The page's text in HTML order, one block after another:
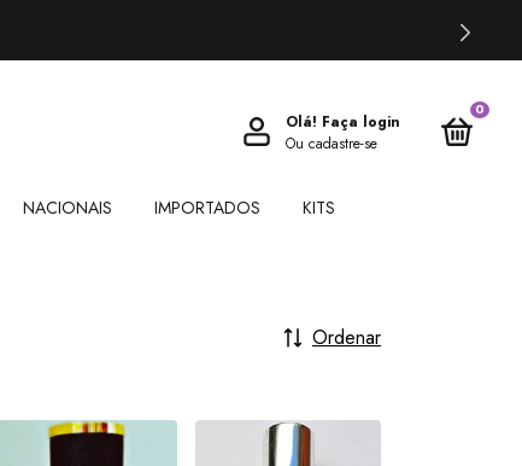
Olá! Faça login
Ou cadastre-se
0
NACIONAIS IMPORTADOS KITS
Ordenar